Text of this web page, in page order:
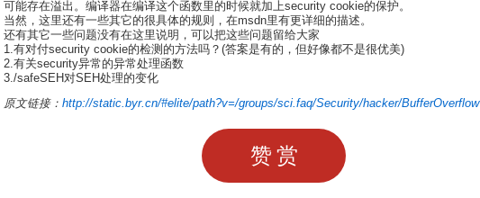
可能存在溢出。编译器在编译这个函数里的时候就加上security cookie的保护。
当然，这里还有一些其它的很具体的规则，在msdn里有更详细的描述。
还有其它一些问题没有在这里说明，可以把这些问题留给大家
1.有对付security cookie的检测的方法吗？(答案是有的，但好像都不是很优美)
2.有关security异常的异常处理函数
3./safeSEH对SEH处理的变化
原文链接： http://static.byr.cn/#elite/path?v=/groups/sci.faq/Security/hacker/BufferOverflow
赞赏